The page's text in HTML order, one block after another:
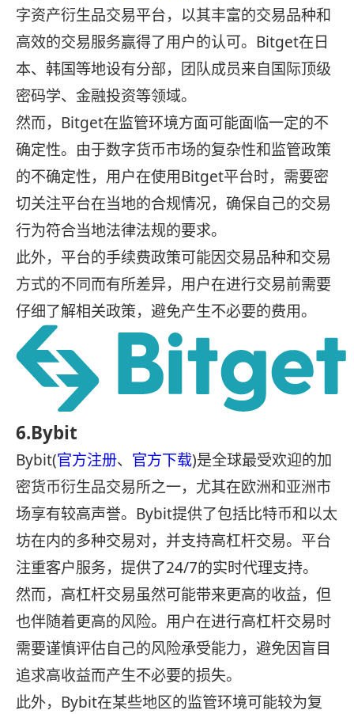
字资产衍生品交易平台，以其丰富的交易品种和
高效的交易服务赢得了用户的认可。Bitget在日
本、韩国等地设有分部，团队成员来自国际顶级
密码学、金融投资等领域。
然而，Bitget在监管环境方面可能面临一定的不
确定性。由于数字货币市场的复杂性和监管政策
的不确定性，用户在使用Bitget平台时，需要密
切关注平台在当地的合规情况，确保自己的交易
行为符合当地法律法规的要求。
此外，平台的手续费政策可能因交易品种和交易
方式的不同而有所差异，用户在进行交易前需要
仔细了解相关政策，避免产生不必要的费用。
6.Bybit
Bybit(官方注册、 官方下载)是全球最受欢迎的加
密货币衍生品交易所之一，尤其在欧洲和亚洲市
场享有较高声誉。Bybit提供了包括比特币和以太
坊在内的多种交易对，并支持高杠杆交易。平台
注重客户服务，提供了24/7的实时代理支持。
然而，高杠杆交易虽然可能带来更高的收益，但
也伴随着更高的风险。用户在进行高杠杆交易时
需要谨慎评估自己的风险承受能力，避免因盲目
追求高收益而产生不必要的损失。
此外，Bybit在某些地区的监管环境可能较为复